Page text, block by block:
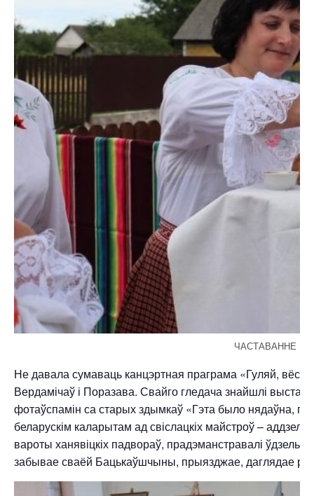
ЧАСТАВАННЕ
Не давала сумаваць канцэртная праграма «Гуляй,
Вердамічаў і Поразава. Свайго гледача знайшлі
фотаўспамін са старых здымкаў «Гэта было нядаўна,
беларускім каларытам ад свіслацкіх майстроў –
вароты ханявіцкіх падвораў, прадэманстравалі
забывае сваёй Бацькаўшчыны, прыязджае, даглядае